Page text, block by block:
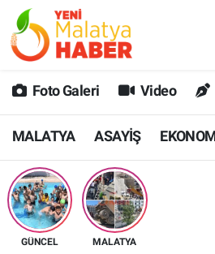
Foto Galeri Video
MALATYA ASAYİŞ
GÜNCEL MALATYA
MALATYA
GÜNCEL
SPOR
SAĞLIK
Malatya Nöbetçi Eczaneler
MALATYA Namaz Vakitleri
Malatya Trafik Yoğunluk
Süper Lig Puan Durumu ve